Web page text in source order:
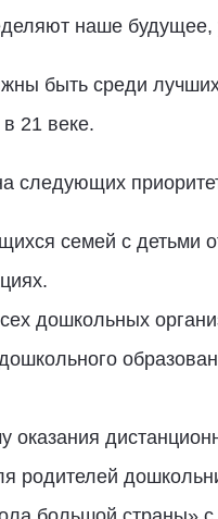
наше будущее,
быть среди
21 веке.
следующих
семей с детьми
дошкольных
оказания
родителей